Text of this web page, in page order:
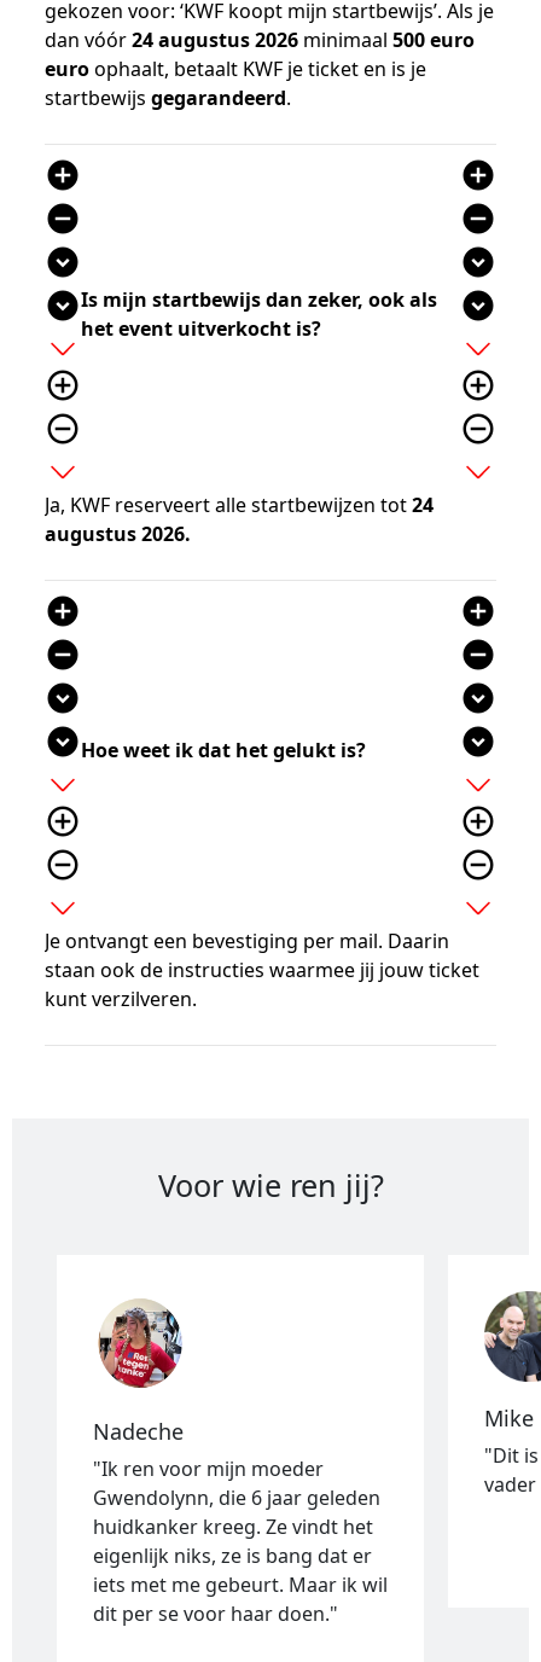
gekozen voor: ‘KWF koopt mijn startbewijs’. Als je
dan vóór24 augustus 2026 minimaal 500 euro
euroophaalt, betaalt KWF je ticket en is je
startbewijs gegarandeerd.
add_circle
remove_circle
expand_circle_down
expand_circle_down
add
add_circle_outline
remove_circle_outline
expand_more
Is mijn startbewijs dan zeker, ook als
het event uitverkocht is?
add_circle
remove_circle
expand_circle_down
expand_circle_down
add
add_circle_outline
remove_circle_outline
expand_more
Ja, KWF reserveert alle startbewijzen tot24
augustus 2026.
add_circle
remove_circle
expand_circle_down
expand_circle_down
add
add_circle_outline
remove_circle_outline
expand_more
Hoe weet ik dat het gelukt is?
add_circle
remove_circle
expand_circle_down
expand_circle_down
add
add_circle_outline
remove_circle_outline
expand_more
Je ontvangt een bevestiging per mail. Daarin
staan ook de instructies waarmee jij jouw ticket
kunt verzilveren.
Voor wie ren jij?
Nadeche
"Ik ren voor mijn moeder
Gwendolynn, die 6 jaar geleden
huidkanker kreeg. Ze vindt het
eigenlijk niks, ze is bang dat er
iets met me gebeurt. Maar ik wil
dit per se voor haar doen."
Mike
"Dit